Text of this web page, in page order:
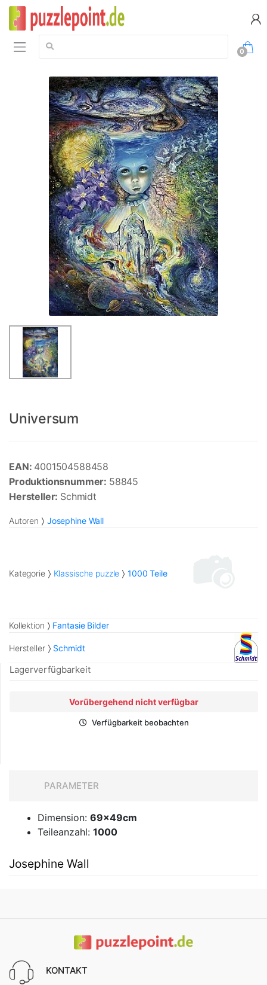
Suche:
0
Universum
EAN: 4001504588458
Produktionsnummer: 58845
Hersteller: Schmidt
Autoren Josephine Wall
Kategorie Klassische puzzle 1000 Teile
Kollektion Fantasie Bilder
Hersteller Schmidt
Lagerverfügbarkeit
Vorübergehend nicht verfügbar
Verfügbarkeit beobachten
PARAMETER
Dimension: 69x49cm
Teileanzahl: 1000
Josephine Wall
KONTAKT